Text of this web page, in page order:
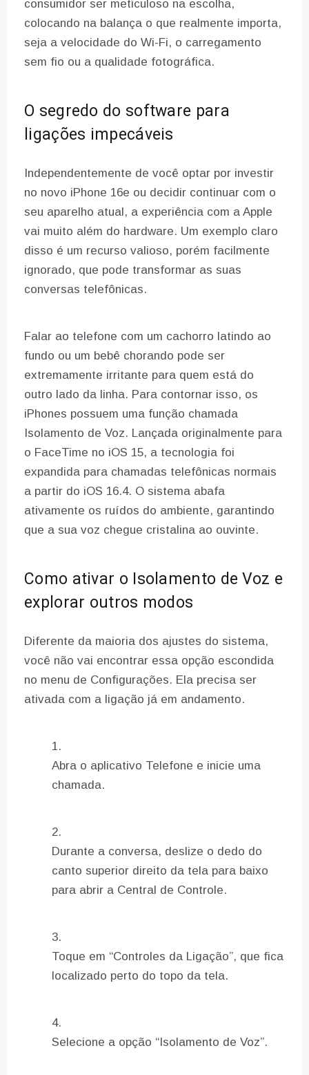
consumidor ser meticuloso na escolha,
colocando na balança o que realmente importa,
seja a velocidade do Wi-Fi, o carregamento
sem fio ou a qualidade fotográfica.
O segredo do software para
ligações impecáveis
Independentemente de você optar por investir
no novo iPhone 16e ou decidir continuar com o
seu aparelho atual, a experiência com a Apple
vai muito além do hardware. Um exemplo claro
disso é um recurso valioso, porém facilmente
ignorado, que pode transformar as suas
conversas telefônicas.
Falar ao telefone com um cachorro latindo ao
fundo ou um bebê chorando pode ser
extremamente irritante para quem está do
outro lado da linha. Para contornar isso, os
iPhones possuem uma função chamada
Isolamento de Voz. Lançada originalmente para
o FaceTime no iOS 15, a tecnologia foi
expandida para chamadas telefônicas normais
a partir do iOS 16.4. O sistema abafa
ativamente os ruídos do ambiente, garantindo
que a sua voz chegue cristalina ao ouvinte.
Como ativar o Isolamento de Voz e
explorar outros modos
Diferente da maioria dos ajustes do sistema,
você não vai encontrar essa opção escondida
no menu de Configurações. Ela precisa ser
ativada com a ligação já em andamento.
Abra o aplicativo Telefone e inicie uma
chamada.
Durante a conversa, deslize o dedo do
canto superior direito da tela para baixo
para abrir a Central de Controle.
Toque em “Controles da Ligação”, que fica
localizado perto do topo da tela.
Selecione a opção “Isolamento de Voz”.